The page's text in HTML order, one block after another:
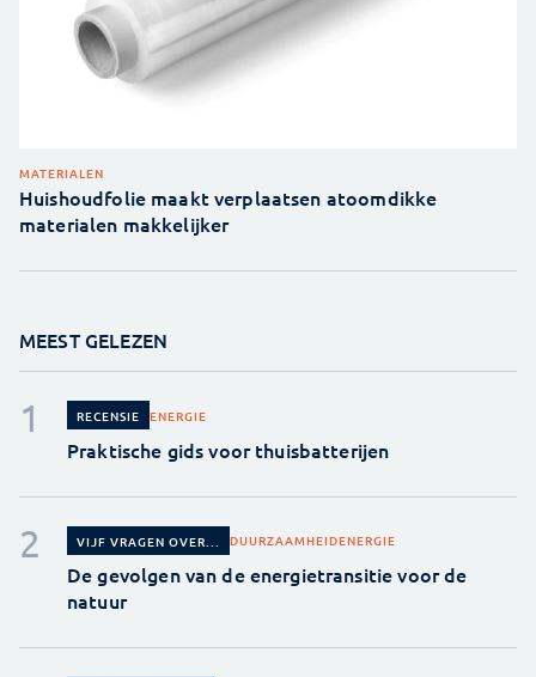
MATERIALEN
Huishoudfolie maakt verplaatsen atoomdikke
materialen makkelijker
MEEST GELEZEN
RECENSIE ENERGIE
Praktische gids voor thuisbatterijen
VIJF VRAGEN OVER... DUURZAAMHEIDENERGIE
De gevolgen van de energietransitie voor de
natuur